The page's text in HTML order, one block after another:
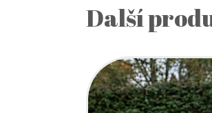
Další